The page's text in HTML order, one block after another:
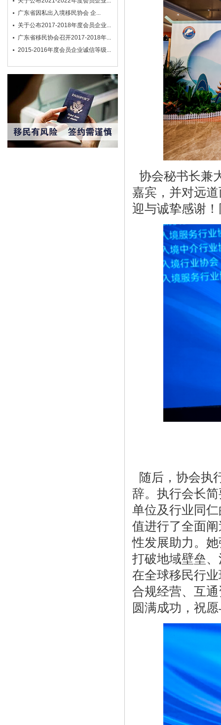
广东省因私出入境移民协会 企...
关于公布2017-2018年度会员企业...
广东省移民协会召开2017-2018年...
2015-2016年度会员企业诚信等级...
协会秘书长兼
嘉宾，并对远
迎与诚挚感谢
随后，协会执
辞。执行会长
单位及行业同
值进行了全面
性发展助力。
打破地域壁垒
在全球移民行
合规经营、互
圆满成功，祝